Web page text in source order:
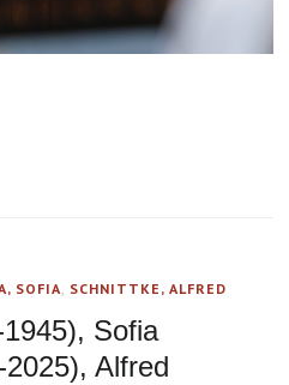
SOFIA, SCHNITTKE, ALFRED
Sofia
Alfred